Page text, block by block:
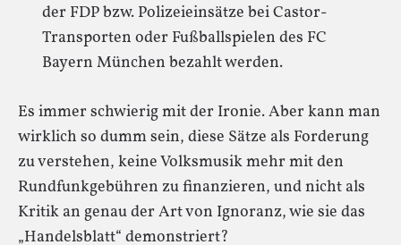
der FDP bzw. Polizeieinsätze bei Castor-
Transporten oder Fußballspielen des FC
Bayern München bezahlt werden.
Es immer schwierig mit der Ironie. Aber kann man
wirklich so dumm sein, diese Sätze als Forderung
zu verstehen, keine Volksmusik mehr mit den
Rundfunkgebühren zu finanzieren, und nicht als
Kritik an genau der Art von Ignoranz, wie sie das
„Handelsblatt“ demonstriert?